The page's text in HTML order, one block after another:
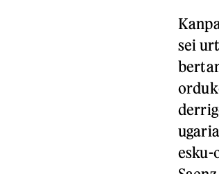
sei
esku-